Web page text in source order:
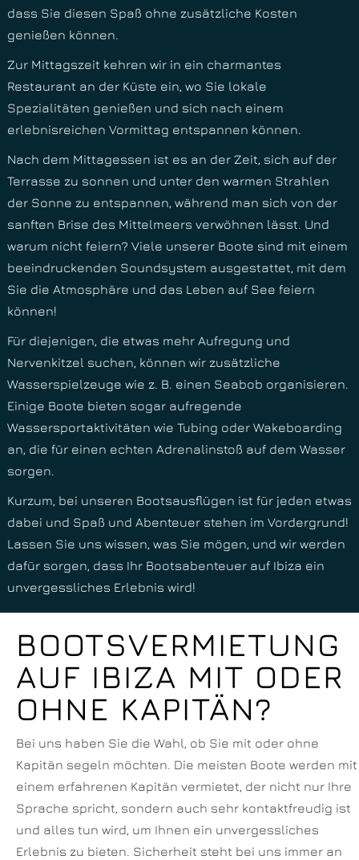
dass Sie diesen Spaß ohne zusätzliche Kosten
genießen können.
Zur Mittagszeit kehren wir in ein charmantes
Restaurant an der Küste ein, wo Sie lokale
Spezialitäten genießen und sich nach einem
erlebnisreichen Vormittag entspannen können.
Nach dem Mittagessen ist es an der Zeit, sich auf der
Terrasse zu sonnen und unter den warmen Strahlen
der Sonne zu entspannen, während man sich von der
sanften Brise des Mittelmeers verwöhnen lässt. Und
warum nicht feiern? Viele unserer Boote sind mit einem
beeindruckenden Soundsystem ausgestattet, mit dem
Sie die Atmosphäre und das Leben auf See feiern
können!
Für diejenigen, die etwas mehr Aufregung und
Nervenkitzel suchen, können wir zusätzliche
Wasserspielzeuge wie z. B. einen Seabob organisieren.
Einige Boote bieten sogar aufregende
Wassersportaktivitäten wie Tubing oder Wakeboarding
an, die für einen echten Adrenalinstoß auf dem Wasser
sorgen.
Kurzum, bei unseren Bootsausflügen ist für jeden etwas
dabei und Spaß und Abenteuer stehen im Vordergrund!
Lassen Sie uns wissen, was Sie mögen, und wir werden
dafür sorgen, dass Ihr Bootsabenteuer auf Ibiza ein
unvergessliches Erlebnis wird!
BOOTSVERMIETUNG
AUF IBIZA MIT ODER
OHNE KAPITÄN?
Bei uns haben Sie die Wahl, ob Sie mit oder ohne
Kapitän segeln möchten. Die meisten Boote werden mit
einem erfahrenen Kapitän vermietet, der nicht nur Ihre
Sprache spricht, sondern auch sehr kontaktfreudig ist
und alles tun wird, um Ihnen ein unvergessliches
Erlebnis zu bieten. Sicherheit steht bei uns immer an